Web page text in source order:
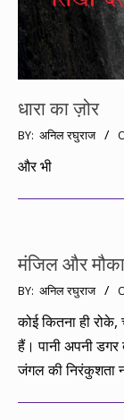
धारा का ज़ोर
2013-
01-
BY: अनिल रघुराज
और भी
मंजिल और मौका
2011-
07-
03
BY: अनिल रघुराज
कोई कितना ही
हैं। पानी अपनी डगर
जंगल की निरंकुशता